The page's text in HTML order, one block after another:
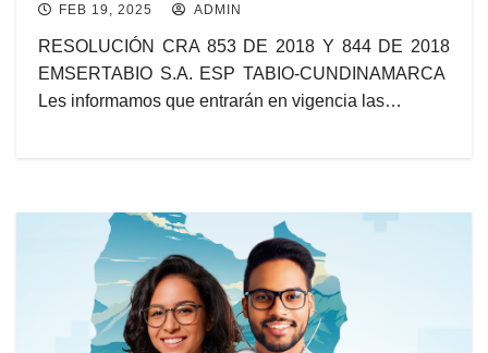
FEB 19, 2025 ADMIN
RESOLUCIÓN CRA 853 DE 2018 Y 844 DE 2018
EMSERTABIO S.A. ESP TABIO-CUNDINAMARCA
Les informamos que entrarán en vigencia las…